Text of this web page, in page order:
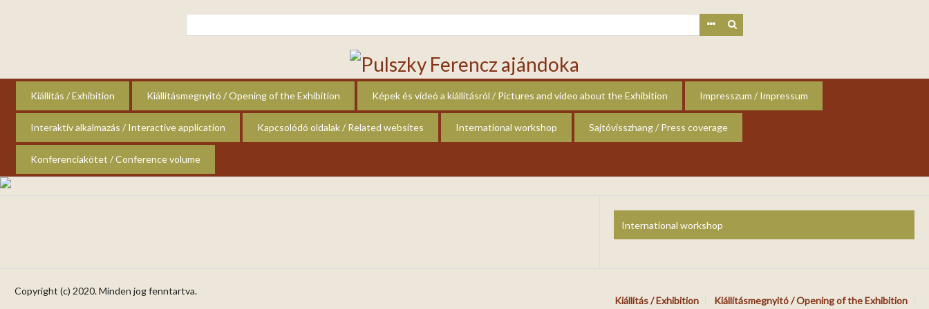
Kiállítás / Exhibition Kiállításmegnyitó / Opening of the Exhibition Képek és videó a kiállításról / Pictures and video about the Exhibition Impresszum / Impressum
Interaktív alkalmazás / Interactive application Kapcsolódó oldalak / Related websites International workshop Sajtóvisszhang / Press coverage
Konferenciakötet / Conference volume
International workshop
Kiállítás / Exhibition
Kiállításmegnyitó / Opening of the Exhibition
Copyright (c) 2020. Minden jog fenntartva.